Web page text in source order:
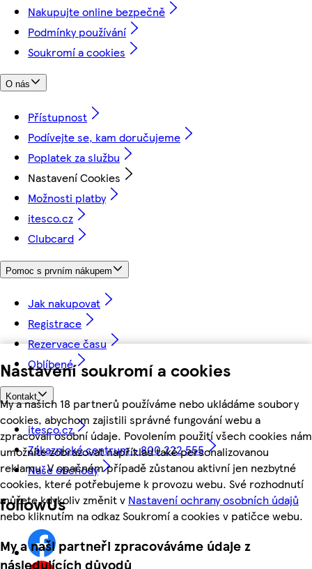
Nastavení soukromí a cookies
My a našich 18 partnerů používáme nebo ukládáme soubory
cookies, abychom zajistili správné fungování webu a
zpracovali osobní údaje. Povolením použití všech cookies nám
umožníte zobrazovat například také personalizovanou
reklamu. V opačném případě zůstanou aktivní jen nezbytné
cookies, které potřebujeme k provozu webu. Své rozhodnutí
můžete kdykoliv změnit v Nastavení ochrany osobních údajů
nebo kliknutím na odkaz Soukromí a cookies v patičce webu.
My a naši partneři zpracováváme údaje z
následujících důvodů
Nakupujte online bezpečně
Podmínky používání
Soukromí a cookies
O nás
Přístupnost
Podívejte se, kam doručujeme
Poplatek za službu
Nastavení Cookies
Možnosti platby
itesco.cz
Clubcard
Pomoc s prvním nákupem
Jak nakupovat
Registrace
Rezervace času
Oblíbené
Kontakt
itesco.cz
Zákaznické centrum - 800 222 555
Naše obchody
followUs